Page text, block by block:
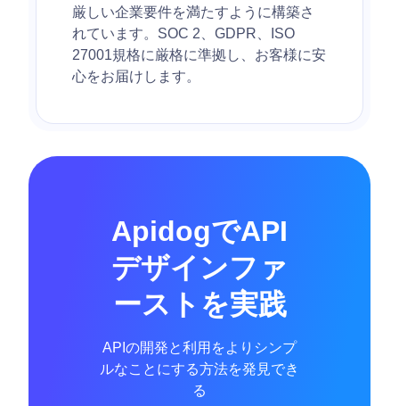
厳しい企業要件を満たすように構築さ
れています。SOC 2、GDPR、ISO
27001規格に厳格に準拠し、お客様に安
心をお届けします。
ApidogでAPI
デザインファ
ーストを実践
APIの開発と利用をよりシンプ
ルなことにする方法を発見でき
る